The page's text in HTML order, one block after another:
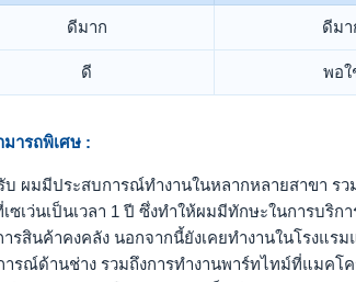
ดีมาก ดีมา
ดี พอใ
มารถพิเศษ :
บ ผมมีประสบการณ์ทำงานในหลากหลายสาขา รว
ซเว่นเป็นเวลา 1 ปี ซึ่งทำให้ผมมีทักษะในการบริก
ารสินค้าคงคลัง นอกจากนี้ยังเคยทำงานในโรงแรม
ารณ์ด้านช่าง รวมถึงการทำงานพาร์ทไทม์ที่แมคโ